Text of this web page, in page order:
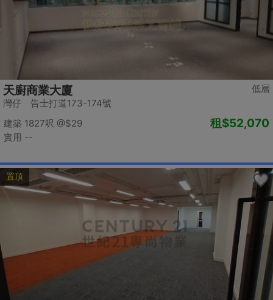
低層
天廚商業大廈
灣仔 告士打道173-174號
建築 1827呎 @$29
實用 --
租$52,070
置頂